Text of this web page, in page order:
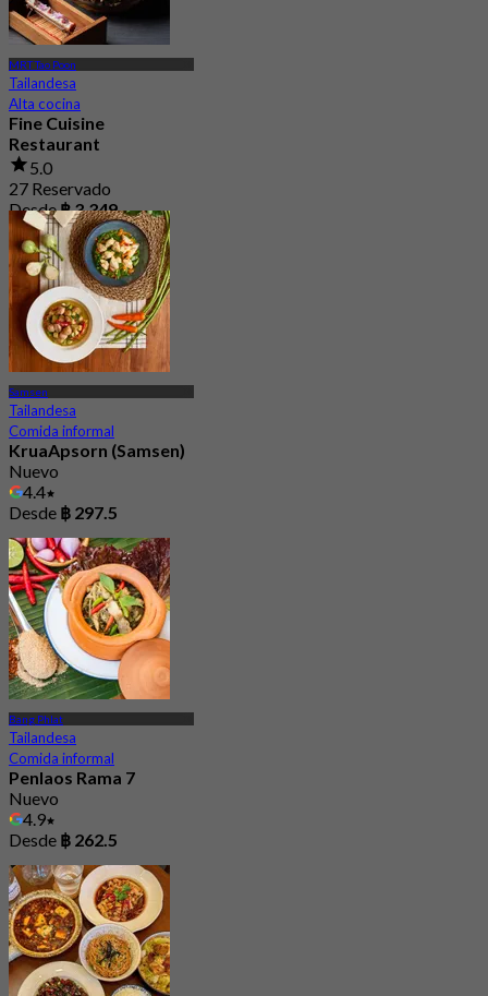
MRT Tao Poon
Tailandesa
Alta cocina
Fine Cuisine
Restaurant
5.0
27 Reservado
Desde฿ 3,349
Samsen
Tailandesa
Comida informal
KruaApsorn (Samsen)
Nuevo
4.4
Desde ฿ 297.5
Bang Phlat
Tailandesa
Comida informal
Penlaos Rama 7
Nuevo
4.9
Desde ฿ 262.5